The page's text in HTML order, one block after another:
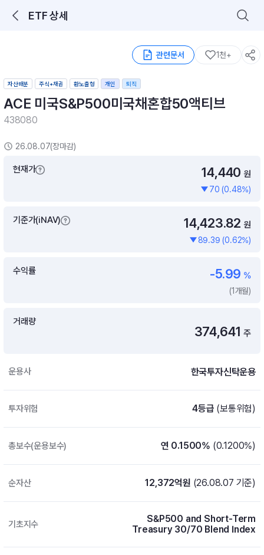
ETF 상세
구성종목 검색
관련문서 1천+
자산배분 주식+채권 환노출형 개인 퇴직
ACE 미국S&P500미국채혼합50액티브
438080
26.08.07(장마감)
현재가 14,440 원
70 (0.48%)
기준가(iNAV) 14,423.82 원
89.39 (0.62%)
수익률 -5.99 %
(1개월)
거래량
374,641 주
운용사 한국투자신탁운용
투자위험 4등급 (보통위험)
총보수(운용보수) 연 0.1500% (0.1200%)
순자산 12,372억원 (26.08.07 기준)
기초지수
S&P500 and Short-Term
Treasury 30/70 Blend Index
추천 메뉴
ETF 랭킹
포트래빗 월배당 · 모으기 · 포트래빗 관리
증여 솔루션
ETF 비교
ETF 랭킹
펀드 상품 검색 · 상품 비교
펀드 비교
연금 펀드 검색
투자정보 ETF 처음투자 · 뉴스
투자 라이브러리
DIY 포트폴리오 내맘대로 만들기 · DIY 포트 관리
내맘대로 만들기
고객라운지 이벤트 · 공지사항 · FAQ · 문의사항
이벤트
문의사항